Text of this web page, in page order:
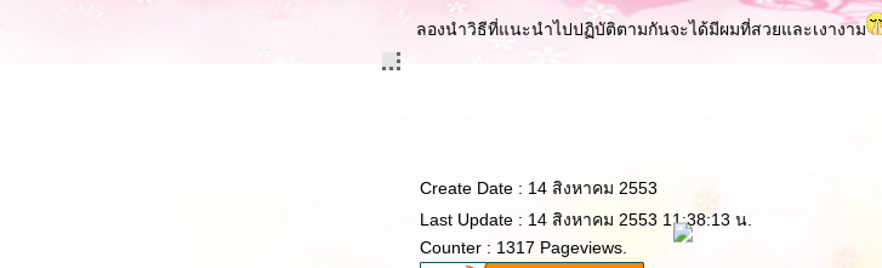
ลองนำวิธีที่แนะนำไปปฏิบัติตามกันจะได้มีผมที่สวยและเงางาม
Create Date : 14 สิงหาคม 2553
Last Update : 14 สิงหาคม 2553 11:38:13 น.
Counter : 1317 Pageviews.